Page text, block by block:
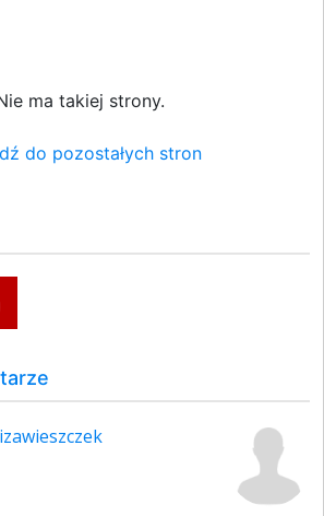
ma takiej strony.
do pozostałych stron